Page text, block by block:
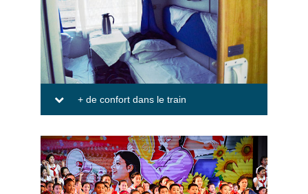
+ de confort dans le train